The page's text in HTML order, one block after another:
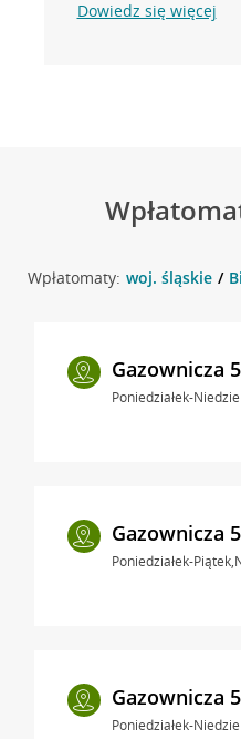
Dowiedz się więcej
Wpłatomaty: woj. śląskie
Gazownicza
Poniedziałek-
Gazownicza
Poniedziałek-
Gazownicza
Poniedziałek-